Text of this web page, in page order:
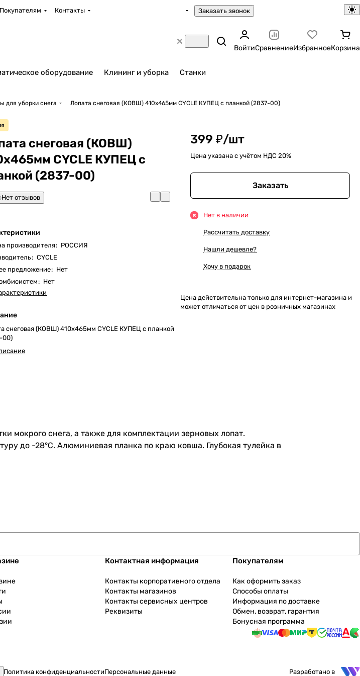
Покупателям Контакты Заказать звонок
ВойтиСравнениеИзбранноеКорзина
оборудование Клининг и уборка Станки
для уборки снега Лопата снеговая (КОВШ) 410х465мм CYCLE КУПЕЦ с планкой (2837-00)
снеговая (КОВШ)
CYCLE КУПЕЦ с
(2837-00)
Нет отзывов
производителя: РОССИЯ
: CYCLE
предложение: Нет
: Нет
снеговая (КОВШ) 410х465мм CYCLE КУПЕЦ с планкой
00)
399 ₽/шт
Цена указана с учётом НДС 20%
Заказать
Нет в наличии
Рассчитать доставку
Нашли дешевле?
Хочу в подарок
Цена действительна только для интернет-магазина и
может отличаться от цен в розничных магазинах
мокрого снега, а также для комплектации зерновых лопат.
до -28°C. Алюминиевая планка по краю ковша. Глубокая тулейка в
Контактная информация
Контакты корпоративного отдела
Контакты магазинов
Контакты сервисных центров
Реквизиты
Покупателям
Как оформить заказ
Способы оплаты
Информация по доставке
Обмен, возврат, гарантия
Бонусная программа
Политика конфиденциальностиПерсональные данные Разработано в